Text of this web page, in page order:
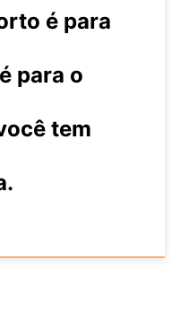
é para
para o
tem